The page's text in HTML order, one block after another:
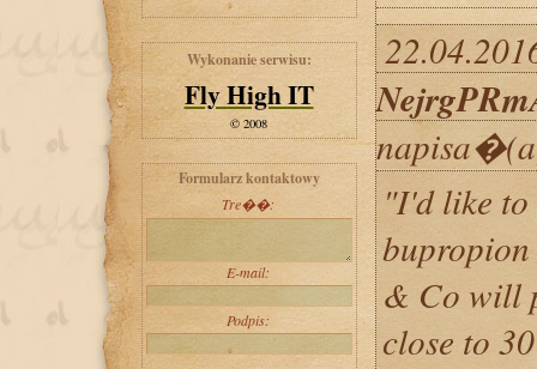
Wykonanie serwisu:
Fly High IT
© 2008
Formularz kontaktowy
Tre��:
E-mail:
Podpis:
"I'd like to
& Co will
close to